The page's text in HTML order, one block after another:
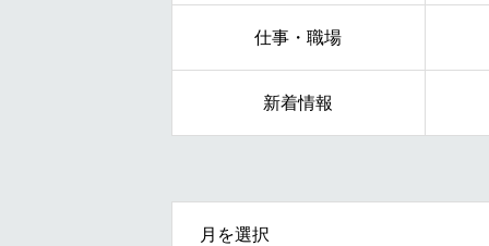
仕事・職場
新着情報